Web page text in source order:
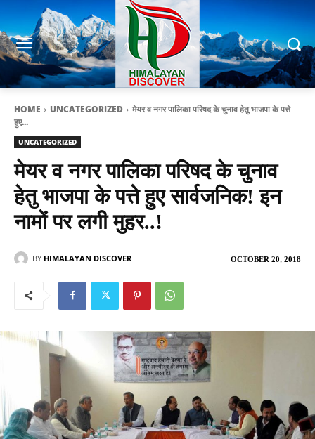
HOME UNCATEGORIZED
मेयर व नगर पालिका परिषद के चुनाव हेतु भाजपा के पत्ते
हुए...
UNCATEGORIZED
मेयर व नगर पालिका परिषद के चुनाव
हेतु भाजपा के पत्ते हुए सार्वजनिक! इन
नामों पर लगी मुहर..!
OCTOBER 20, 2018
BY HIMALAYAN DISCOVER